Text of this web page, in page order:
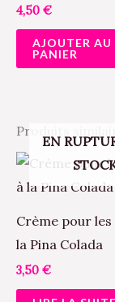
4,50 €
AJOUTER AU
PANIER
Produits
EN
Crème pour les
la Pina Colada
3,50 €